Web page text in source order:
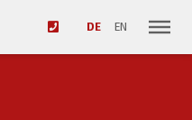
DE EN